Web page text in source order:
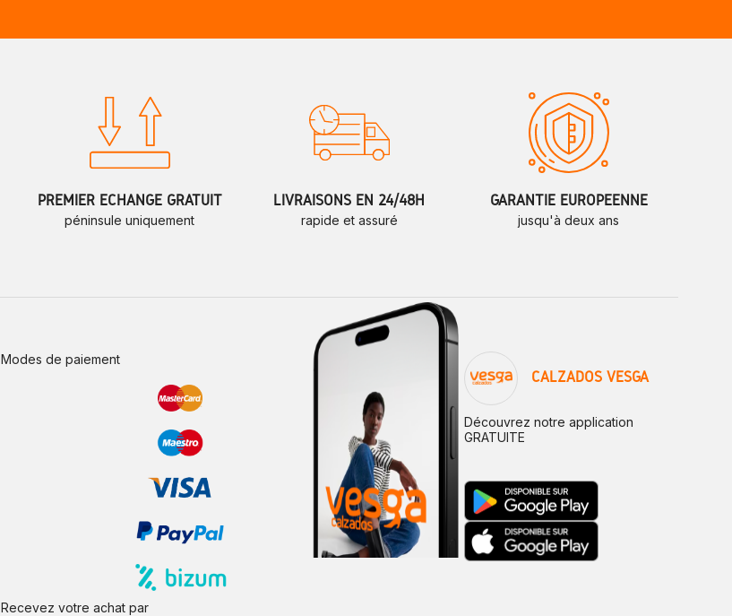
PREMIER ÉCHANGE GRATUIT
péninsule uniquement
LIVRAISONS EN 24/48H
rapide et assuré
GARANTIE EUROPÉENNE
jusqu'à deux ans
Modes de paiement
Recevez votre achat par
CALZADOS VESGA
Découvrez notre application
GRATUITE